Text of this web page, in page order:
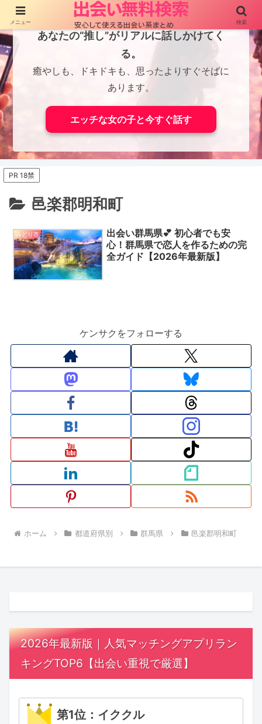
あなたの“推し”がリアルに話しかけてく
る。
癒やしも、ドキドキも、思ったよりすぐそばに
あります。
エッチな女の子と今すぐ話す
PR 18禁
邑楽郡明和町
みどり市
出会い群馬県💕 初心者でも安
心！群馬県で恋人を作るための完
全ガイド【2026年最新版】
ケンサクをフォローする
ホーム 都道府県別 群馬県 邑楽郡明和町
2026年最新版｜人気マッチングアプリラン
キングTOP6【出会い重視で厳選】
第1位：イククル
メニュー 検索